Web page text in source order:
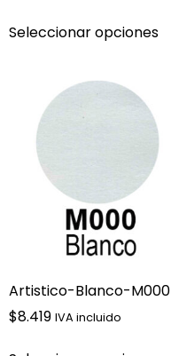
Seleccionar opciones
Artistico-Blanco-M000
$8.419 IVA incluido